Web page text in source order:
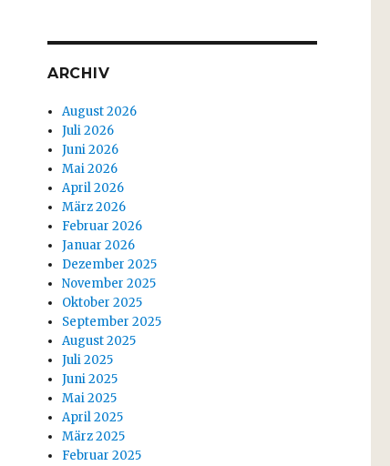
ARCHIV
August 2026
Juli 2026
Juni 2026
Mai 2026
April 2026
März 2026
Februar 2026
Januar 2026
Dezember 2025
November 2025
Oktober 2025
September 2025
August 2025
Juli 2025
Juni 2025
Mai 2025
April 2025
März 2025
Februar 2025